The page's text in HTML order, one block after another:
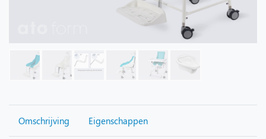
Omschrijving Eigenschappen